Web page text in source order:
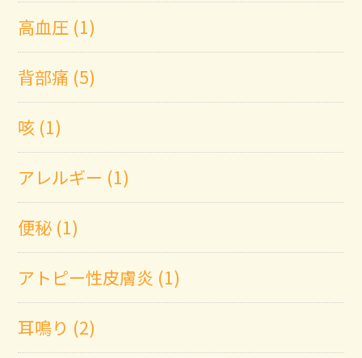
高血圧 (1)
背部痛 (5)
咳 (1)
アレルギー (1)
便秘 (1)
アトピー性皮膚炎 (1)
耳鳴り (2)